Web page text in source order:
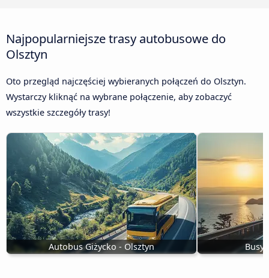
Najpopularniejsze trasy autobusowe do
Olsztyn
Oto przegląd najczęściej wybieranych połączeń do Olsztyn.
Wystarczy kliknąć na wybrane połączenie, aby zobaczyć
wszystkie szczegóły trasy!
Autobus Giżycko - Olsztyn Busy